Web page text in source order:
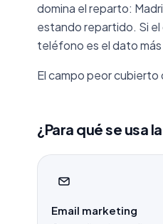
domina el reparto:
estando repartido. Si
teléfono es el dato más
El campo peor
¿Para qué se usa
Email marketing